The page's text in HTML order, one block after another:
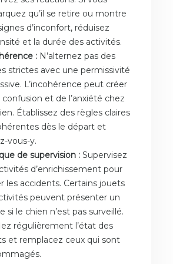
qu’il se retire ou montre
d’inconfort, réduisez
et la durée des activités.
: N’alternez pas des
strictes avec une permissivité
L’incohérence peut créer
confusion et de l’anxiété chez
Établissez des règles claires
dès le départ et
vous-y.
de supervision :Supervisez
d’enrichissement pour
les accidents. Certains jouets
peuvent présenter un
si le chien n’est pas surveillé.
régulièrement l’état des
et remplacez ceux qui sont